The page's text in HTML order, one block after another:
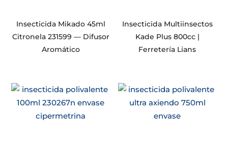
Insecticida Mikado 45ml
Citronela 231599 — Difusor
Aromático
Insecticida Multiinsectos
Kade Plus 800cc |
Ferretería Lians